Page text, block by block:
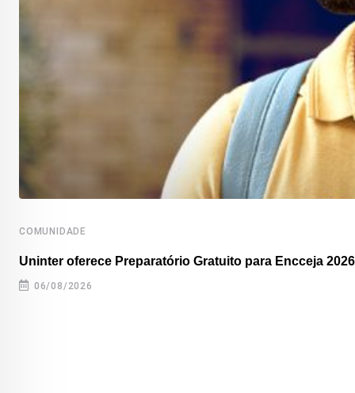
COMUNIDADE
Uninter oferece Preparatório Gratuito para Encceja 2026
06/08/2026